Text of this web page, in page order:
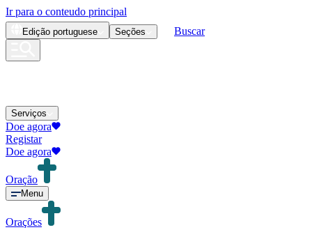
Ir para o conteudo principal
Edição portuguese Seções Buscar
Serviços
Doe agora
Registar
Doe agora
Oração
Menu
Orações